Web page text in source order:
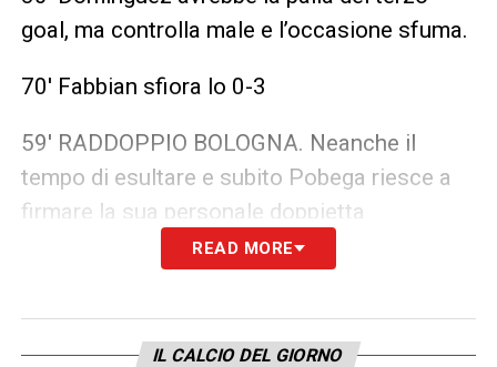
goal, ma controlla male e l’occasione sfuma.
70′ Fabbian sfiora lo 0-3
59′ RADDOPPIO BOLOGNA. Neanche il
tempo di esultare e subito Pobega riesce a
firmare la sua personale doppietta
54′ VANTAGGIO DEL BOLOGNA. Grande
READ MORE
IL CALCIO DEL GIORNO